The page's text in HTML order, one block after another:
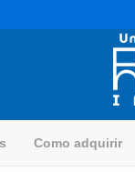
Como adquirir